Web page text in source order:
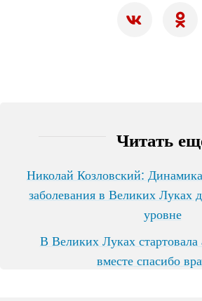
Читать
Николай Козловский:
заболевания в Великих Луках
уровне
В Великих Луках
вместе спасибо